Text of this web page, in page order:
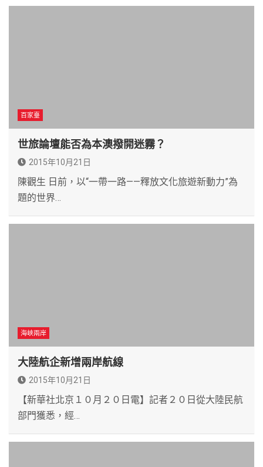
百家臺
世旅論壇能否為本澳撥開迷霧？
2015年10月21日
陳觀生 日前，以“一帶一路——釋放文化旅遊新動力”為
題的世界…
海峽兩岸
大陸航企新增兩岸航線
2015年10月21日
【新華社北京１０月２０日電】記者２０日從大陸民航
部門獲悉，經…